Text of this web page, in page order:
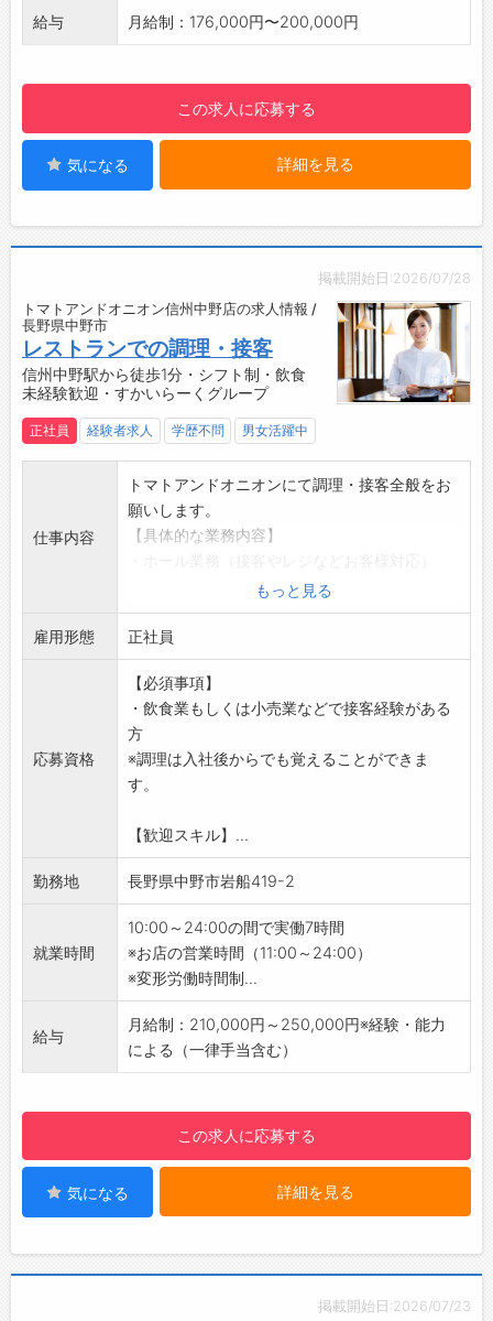
15：00 休憩
【会社の雰囲気】
・モクモクと仕事ができる作業環境です。
・10名規模の人数なので、自分の業務以外でも
助け合いながら作業しています。
【おすすめのポイント】
・車通勤OK
・休憩室あり
・更衣室あり
・個別ロッカーあり
・水、ココア、ほうじ茶、緑茶飲み放題
・自販機あり
給与 月給制：176,000円〜200,000円
この求人に応募する
気になる 詳細を見る
掲載開始日:2026/07/28
トマトアンドオニオン信州中野店の求人情報 /
長野県中野市
レストランでの調理・接客
信州中野駅から徒歩1分・シフト制・飲食
未経験歓迎・すかいらーくグループ
正社員 経験者求人 学歴不問 男女活躍中
仕事内容
トマトアンドオニオンにて調理・接客全般をお
願いします。
【具体的な業務内容】
・調理補助（ハンバーグやパスタなどの調理）
・開店準備
・清掃業務など
店舗業務全般をお任せします。
ゆくゆく仕事に慣れていけば、下記のような管
理業務もお願いします。
・スタッフのシフト管理
・売上管理
・発注業務など
ていきましょう！
【おすすめポイント】
・すかいらーくグループのフランチャイズ店で
・グループ店舗での割引あり！
・車通勤も電車通勤もOK！
【やりがい】
お客様からのありがとう！が嬉しいお仕事で
す。
になるまでしっかりとサポートします。
ある程度自信がつくまでは先輩が一緒に業務を
行いますので、一つひとつしっかりと覚えてい
分からないことがあれば、何でも聞ける環境で
フランチャイズの店舗や施設の場合は、本部で
の研修に参加したり、本部からスーパーバイザ
もっと見る
雇用形態 正社員
応募資格
【必須事項】
・飲食業もしくは小売業などで接客経験がある
方
※調理は入社後からでも覚えることができま
す。
【歓迎スキル】...
勤務地 長野県中野市岩船419-2
就業時間
10:00～24:00の間で実働7時間
※お店の営業時間（11:00～24:00）
※変形労働時間制...
給与
月給制：210,000円～250,000円※経験・能力
による（一律手当含む）
この求人に応募する
気になる 詳細を見る
掲載開始日:2026/07/23